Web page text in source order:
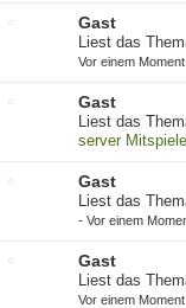
Gast
Liest das
Vor einem Moment
Gast
Liest das
server
Gast
Liest das
- Vor einem
Gast
Liest das
Vor einem Moment